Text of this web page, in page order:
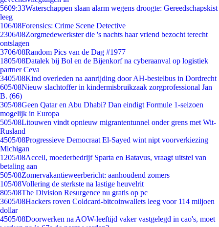
5609:33Waterschappen slaan alarm wegens droogte: Gereedschapskist
leeg
106/08Forensics: Crime Scene Detective
2306/08Zorgmedewerkster die 's nachts haar vriend bezocht terecht
ontslagen
3706/08Random Pics van de Dag #1977
1805/08Datalek bij Bol en de Bijenkorf na cyberaanval op logistiek
partner Ceva
3405/08Kind overleden na aanrijding door AH-bestelbus in Dordrecht
605/08Nieuw slachtoffer in kindermisbruikzaak zorgprofessional Jan
B. (66)
305/08Geen Qatar en Abu Dhabi? Dan eindigt Formule 1-seizoen
mogelijk in Europa
505/08Litouwen vindt opnieuw migrantentunnel onder grens met Wit-
Rusland
4505/08Progressieve Democraat El-Sayed wint nipt voorverkiezing
Michigan
1205/08Accell, moederbedrijf Sparta en Batavus, vraagt uitstel van
betaling aan
505/08Zomervakantieweerbericht: aanhoudend zomers
105/08Vollering de sterkste na lastige heuvelrit
805/08The Division Resurgence nu gratis op pc
3605/08Hackers roven Coldcard-bitcoinwallets leeg voor 114 miljoen
dollar
4505/08Doorwerken na AOW-leeftijd vaker vastgelegd in cao's, moet